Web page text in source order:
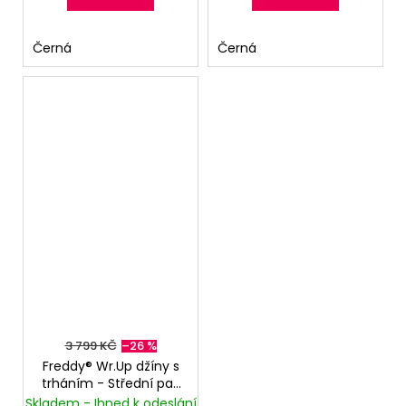
Černá Černá
3 799 KČ –26 %
Freddy® Wr.Up džíny s
trháním - Střední pas
- Tmavě modré